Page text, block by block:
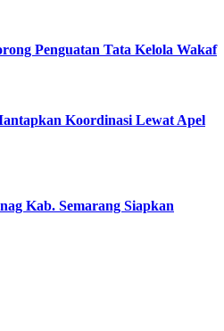
Penguatan Tata Kelola Wakaf
Koordinasi Lewat Apel
Kab. Semarang Siapkan